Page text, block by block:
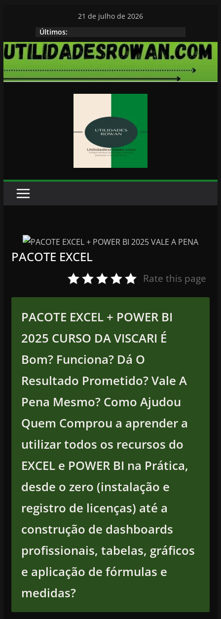
conteúdo
21 de julho de 2026
Últimos:
PACOTE EXCEL
Rate this page
PACOTE EXCEL + POWER BI
2025 CURSO DA VISCARI É
Bom? Funciona? Dá O
Resultado Prometido? Vale A
Pena Mesmo? Como Ajudou
Quem Comprou a aprender a
utilizar todos os recursos do
EXCEL e POWER BI na Prática,
desde o zero (instalação e
registro de licenças) até a
construção de dashboards
profissionais, tabelas, gráficos
e aplicação de fórmulas e
medidas?